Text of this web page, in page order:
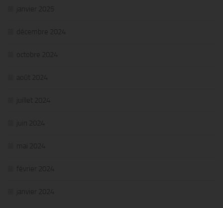
janvier 2025
décembre 2024
octobre 2024
août 2024
juillet 2024
juin 2024
mai 2024
février 2024
janvier 2024